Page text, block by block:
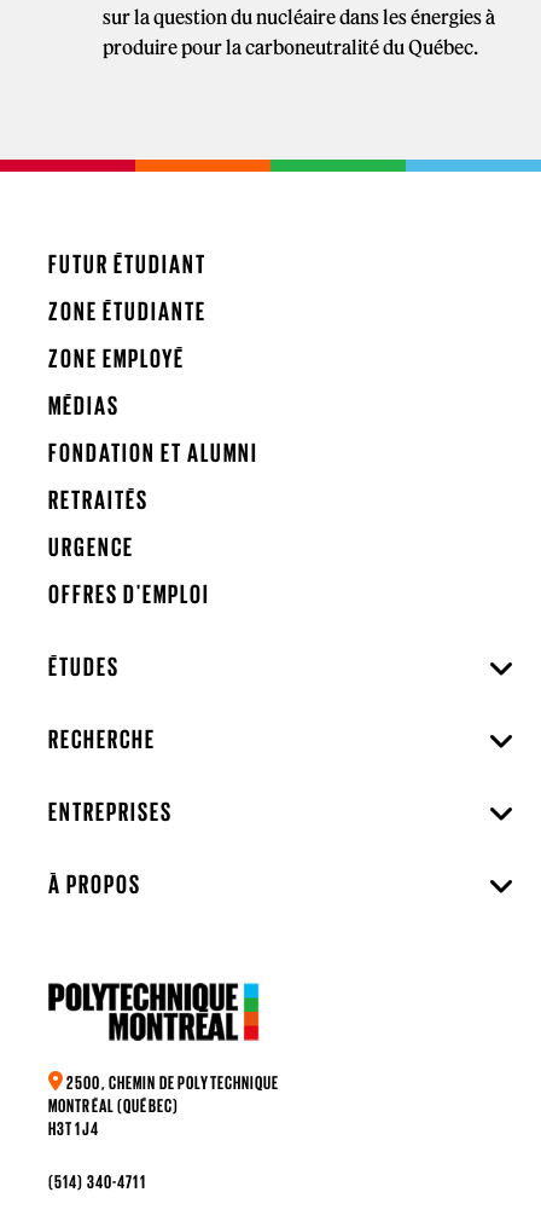
sur la question du nucléaire dans les énergies à
produire pour la carboneutralité du Québec.
FUTUR ÉTUDIANT
ZONE ÉTUDIANTE
ZONE EMPLOYÉ
MÉDIAS
FONDATION ET ALUMNI
RETRAITÉS
URGENCE
OFFRES D'EMPLOI
ÉTUDES
RECHERCHE
ENTREPRISES
À PROPOS
2500, CHEMIN DE POLYTECHNIQUE
MONTRÉAL (QUÉBEC)
H3T 1J4
(514) 340-4711